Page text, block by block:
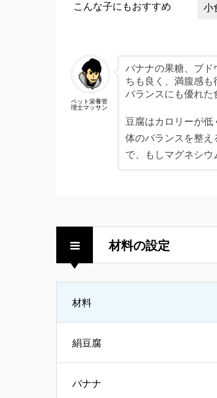
こんな子にもおすすめ 小
ペット栄養管
理士マッサン
バナナの果糖、ブド
ちも良く、満腹感
バランスにも優れた
豆腐はカロリーが
体のバランスを整え
で、もしマグネシウ
材料の設定
材料
絹豆腐
バナナ